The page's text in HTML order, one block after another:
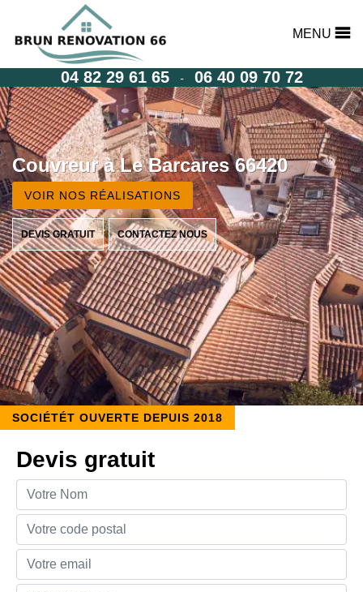
MENU
04 82 29 61 65 - 06 40 09 70 72
Couvreur à Le Barcares 66420
VOIR NOS RÉALISATIONS
DEVIS GRATUIT CONTACTEZ NOUS
SOCIÉTÉT OUVERTE DEPUIS 2018
Devis gratuit